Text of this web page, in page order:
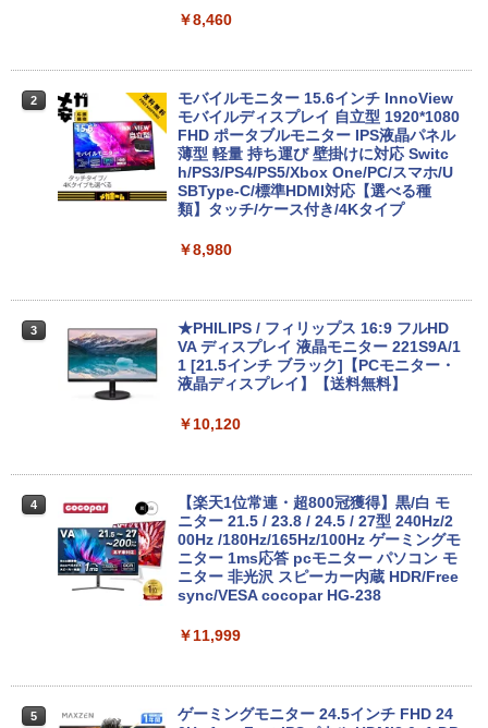
【★最大100%ポイント】おまかせ 中古
パソコン Windows XP 快適 Corei3 新品
バッテリー搭載 高速SSD128GB メモリ4
G 15.6インチ DVDドライブ 無線LAN 中
古PC ノートパソコン 安心保証
メモリ16GB SSD 256GB Office付き We
bカメラ WiFi テンキー Windows11 中古
ノートパソコン
ore i5 10210U 第10世代 メモリ8GB SS
D256GB+HDD1TB 17インチ フルHD Wi
ndows11 Pro 無線LAN Wi-Fi WEBカメ
ラ DVDドライブ テンキー 有線LAN 9WY
16PA#ABJ 1年保証 レビュー特典:WPS
Office Bランク ノートパソコン
￥24,800
5
超得2,000円OFF&P2倍｜高画質フルHD
デスクトップパソコンDELL HP NEC 第
8〜10世代CoreI3I5選べる 21インチモニ
ター付き アウトレット 新品SSD最大1TB
メモリ32GB Windows11 office付き Mic
rosoftOffice2024選択可中古デスクトッ
プパソコン DVD/WIFI/Bluetooth Displa
【期間限定P15倍+最大10%OFFクーポ
ン】 【3年保証】HP ELITEDESK 800 G
6 DM SSD256GB メモリ16GB Core i3
品 送料無料 中古デスクトップパソコン
￥39,600
未使用品 パソコン デスクトップ NEC M
ate MKE32/A-6 Windows10 Pro Celero
ROM 本体 / 3ヶ月保証 パソコン PC デス
￥47,880
￥8,460
2
モバイルモニター 15.6インチ InnoView
モバイルディスプレイ 自立型 1920*1080
FHD ポータブルモニター IPS液晶パネル
薄型 軽量 持ち運び 壁掛けに対応 Switc
h/PS3/PS4/PS5/Xbox One/PC/スマホ/U
SBType-C/標準HDMI対応【選べる種
類】タッチ/ケース付き/4Kタイプ
￥8,980
3
★PHILIPS / フィリップス 16:9 フルHD
VA ディスプレイ 液晶モニター 221S9A/1
1 [21.5インチ ブラック]【PCモニター・
液晶ディスプレイ】【送料無料】
￥10,120
4
【楽天1位常連・超800冠獲得】黒/白 モ
ニター 21.5 / 23.8 / 24.5 / 27型 240Hz/2
00Hz /180Hz/165Hz/100Hz ゲーミングモ
ニター 1ms応答 pcモニター パソコン モ
ニター 非光沢 スピーカー内蔵 HDR/Free
sync/VESA cocopar HG-238
￥11,999
5
ゲーミングモニター 24.5インチ FHD 24